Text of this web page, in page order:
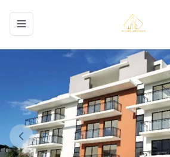
Toggle navigation menu